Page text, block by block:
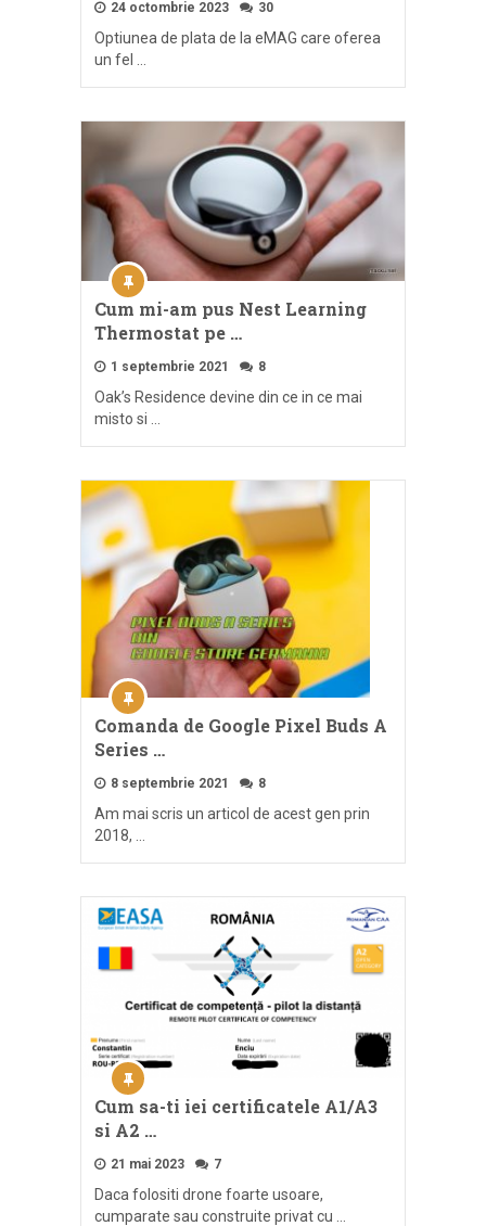
24 octombrie 2023 30
Optiunea de plata de la eMAG care oferea
un fel …
Cum mi-am pus Nest Learning
Thermostat pe …
1 septembrie 2021 8
Oak’s Residence devine din ce in ce mai
misto si …
Comanda de Google Pixel Buds A
Series …
8 septembrie 2021 8
Am mai scris un articol de acest gen prin
2018, …
Cum sa-ti iei certificatele A1/A3
si A2 …
21 mai 2023 7
Daca folositi drone foarte usoare,
cumparate sau construite privat cu …